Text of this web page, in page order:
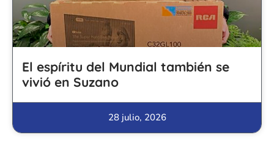
El espíritu del Mundial también se
vivió en Suzano
28 julio, 2026